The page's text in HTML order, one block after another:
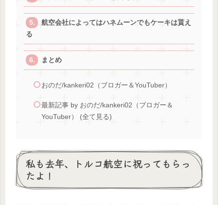
航空会社によってはハネムーンでもケーキは貰え
る
まとめ
おのだ/kankeri02（ブロガー＆YouTuber）
最新記事 by おのだ/kankeri02（ブロガー＆
YouTuber） (全て見る)
私も去年、トルコ航空に祝ってもらっ
たよ！